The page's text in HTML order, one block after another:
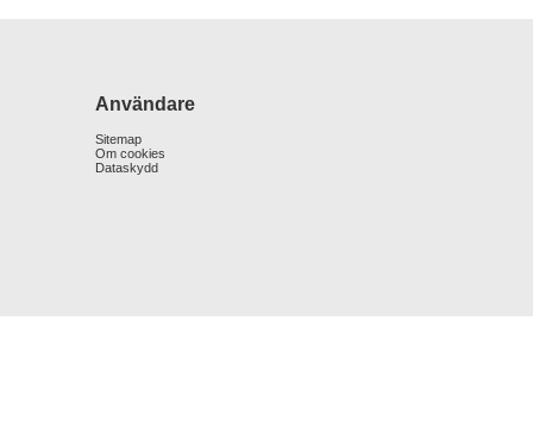
Användare
Sitemap
Om cookies
Dataskydd